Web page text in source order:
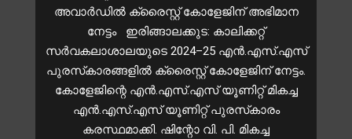
അവാർഡിൽ ക്രൈസ്റ്റ് കോളേജിന് അഭിമാന
നേട്ടം ഇരിങ്ങാലക്കുട: കാലിക്കറ്റ്
സർവകലാശാലയുടെ 2024–25 എൻ.എസ്.എസ്
പുരസ്‌കാരങ്ങളിൽ ക്രൈസ്റ്റ് കോളേജിന് നേട്ടം.
കോളേജിന്റെ എൻ.എസ്.എസ് യൂണിറ്റ് മികച്ച
എൻ.എസ്.എസ് യൂണിറ്റ് പുരസ്‌കാരം
കരസ്ഥമാക്കി. ഷിന്റോ വി. പി. മികച്ച